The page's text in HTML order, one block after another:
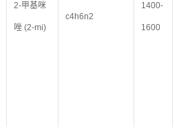
2-甲基咪
唑 (2-mi)
c4h6n2
1400-
1600